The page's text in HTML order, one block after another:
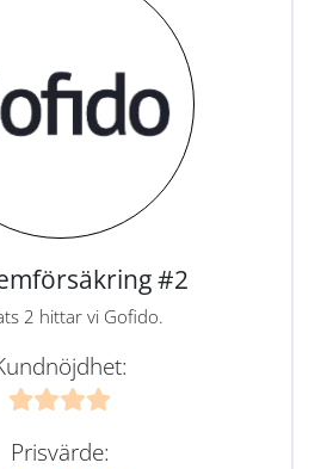
#2
2 hittar vi Gofido.
Prisvärde: